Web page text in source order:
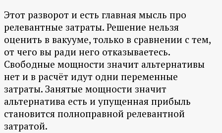
Этот разворот и есть главная мысль про
релевантные затраты. Решение нельзя
оценить в вакууме, только в сравнении с тем,
от чего вы ради него отказываетесь.
Свободные мощности значит альтернативы
нет и в расчёт идут одни переменные
затраты. Занятые мощности значит
альтернатива есть и упущенная прибыль
становится полноправной релевантной
затратой.